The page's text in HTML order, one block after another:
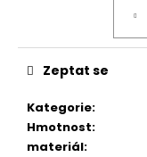
Kategorie:
Hmotnost:
materiál:
Zeptat se
m
e